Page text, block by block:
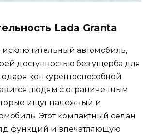
Lada Granta
исключительный автомобиль,
доступностью без ущерба для
конкурентоспособной
людям с ограниченным
ищут надежный и
Этот компактный седан
функций и впечатляющую